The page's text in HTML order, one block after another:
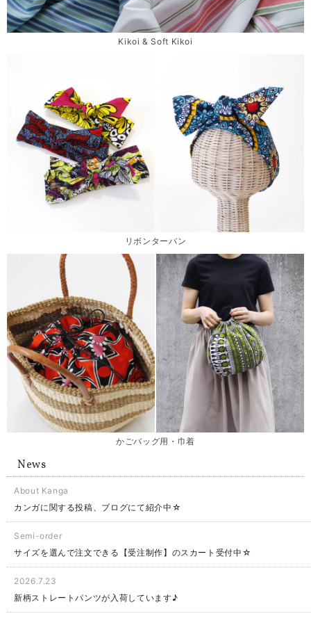
Kikoi & Soft Kikoi
リボンターバン
かごバッグ用・巾着
News
About Kanga
カンガに関する投稿、ブログにて紹介中☆
Semi-order
サイズを選んで注文できる【受注制作】のスカート受付中☆
2026.7.23
新柄ストレートパンツが入荷しています♪